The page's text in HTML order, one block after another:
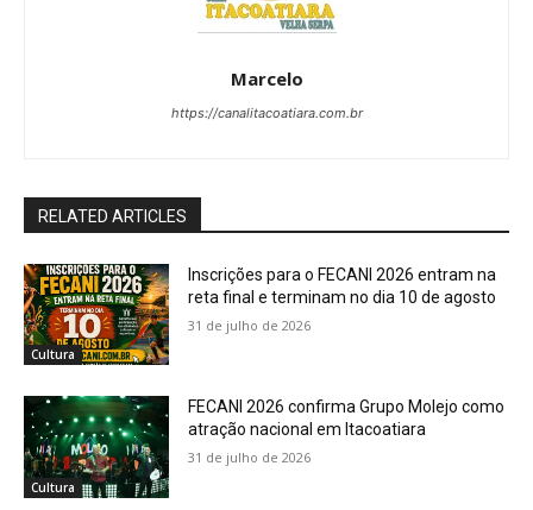
Marcelo
https://canalitacoatiara.com.br
RELATED ARTICLES
Cultura
Inscrições para o FECANI 2026 entram na
reta final e terminam no dia 10 de agosto
31 de julho de 2026
Cultura
FECANI 2026 confirma Grupo Molejo como
atração nacional em Itacoatiara
31 de julho de 2026